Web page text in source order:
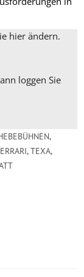
hier ändern.
loggen Sie
,
,TEXA,